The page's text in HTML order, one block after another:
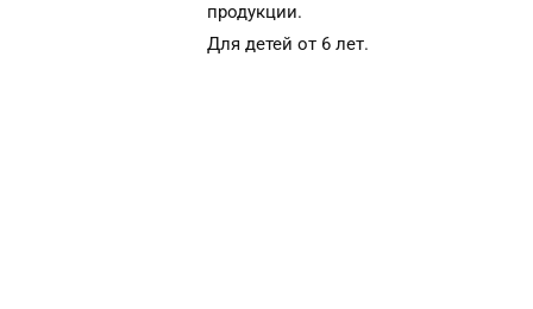
продукции.
Для детей от 6 лет.